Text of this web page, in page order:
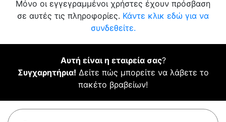
Μόνο οι εγγεγραμμένοι χρήστες έχουν πρόσβαση
σε αυτές τις πληροφορίες. Κάντε κλικ εδώ για να
συνδεθείτε.
Αυτή είναι η εταιρεία σας?
Συγχαρητήρια! Δείτε πώς μπορείτε να λάβετε το
πακέτο βραβείων!